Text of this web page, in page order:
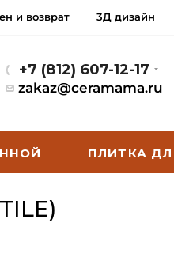
и возврат 3Д дизайн
+7 (812) 607-12-17
zakaz@ceramama.ru
ПЛИТКА